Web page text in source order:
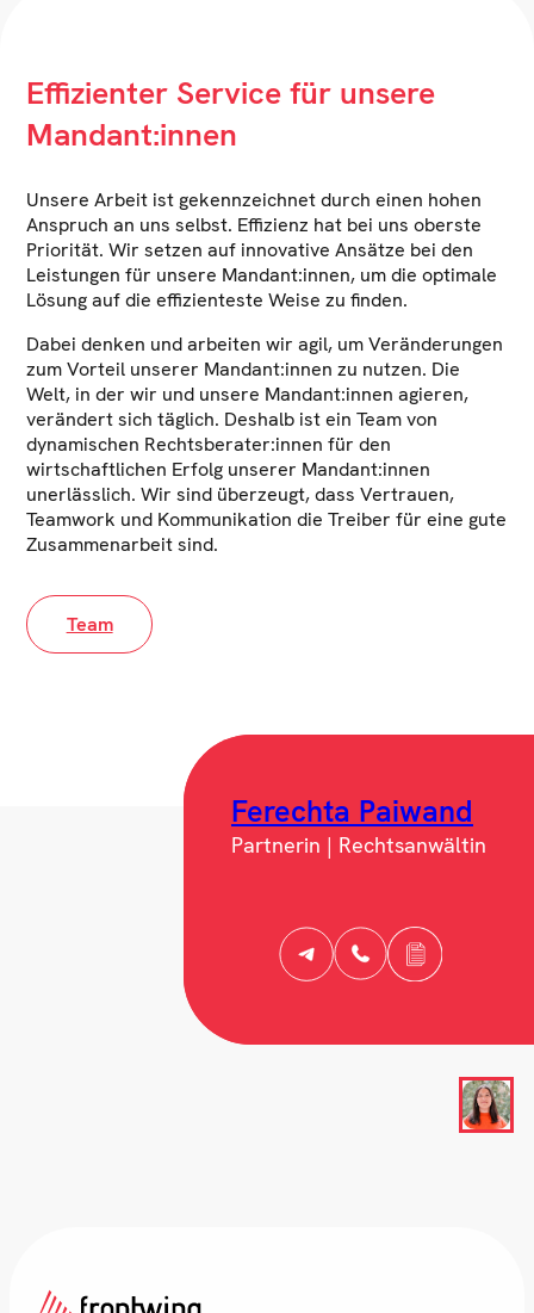
Effizienter Service für unsere
Mandant:innen
Unsere Arbeit ist gekennzeichnet durch einen hohen
Anspruch an uns selbst. Effizienz hat bei uns oberste
Priorität. Wir setzen auf innovative Ansätze bei den
Leistungen für unsere Mandant:innen, um die optimale
Lösung auf die effizienteste Weise zu finden.
Dabei denken und arbeiten wir agil, um Veränderungen
zum Vorteil unserer Mandant:innen zu nutzen. Die
Welt, in der wir und unsere Mandant:innen agieren,
verändert sich täglich. Deshalb ist ein Team von
dynamischen Rechtsberater:innen für den
wirtschaftlichen Erfolg unserer Mandant:innen
unerlässlich. Wir sind überzeugt, dass Vertrauen,
Teamwork und Kommunikation die Treiber für eine gute
Zusammenarbeit sind.
Team
Ferechta Paiwand
Partnerin | Rechtsanwältin